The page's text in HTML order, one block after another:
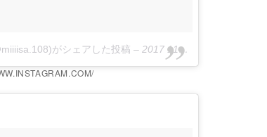
がシェアした投稿 – 2017 11月 4 2:51午後 PDT